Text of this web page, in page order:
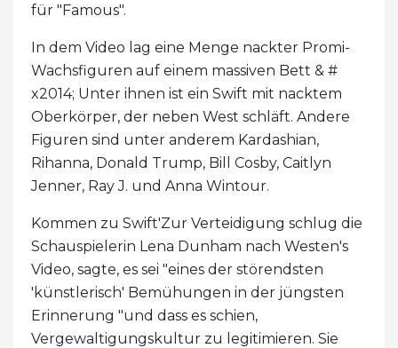
für "Famous".
In dem Video lag eine Menge nackter Promi-
Wachsfiguren auf einem massiven Bett & #
x2014; Unter ihnen ist ein Swift mit nacktem
Oberkörper, der neben West schläft. Andere
Figuren sind unter anderem Kardashian,
Rihanna, Donald Trump, Bill Cosby, Caitlyn
Jenner, Ray J. und Anna Wintour.
Kommen zu Swift'Zur Verteidigung schlug die
Schauspielerin Lena Dunham nach Westen's
Video, sagte, es sei "eines der störendsten
'künstlerisch' Bemühungen in der jüngsten
Erinnerung "und dass es schien,
Vergewaltigungskultur zu legitimieren. Sie